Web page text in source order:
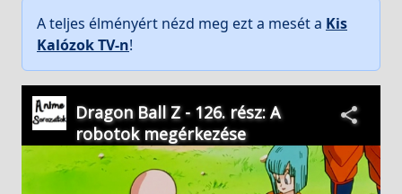
A teljes élményért nézd meg ezt a mesét a Kis
Kalózok TV-n!